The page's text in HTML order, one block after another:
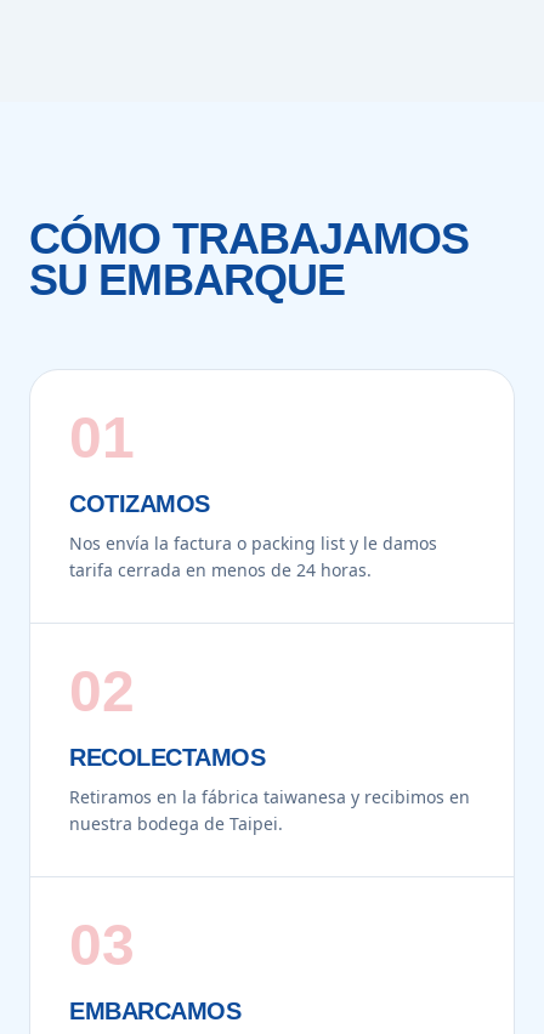
CÓMO TRABAJAMOS
SU EMBARQUE
01
COTIZAMOS
Nos envía la factura o packing list y le damos
tarifa cerrada en menos de 24 horas.
02
RECOLECTAMOS
Retiramos en la fábrica taiwanesa y recibimos en
nuestra bodega de Taipei.
03
EMBARCAMOS